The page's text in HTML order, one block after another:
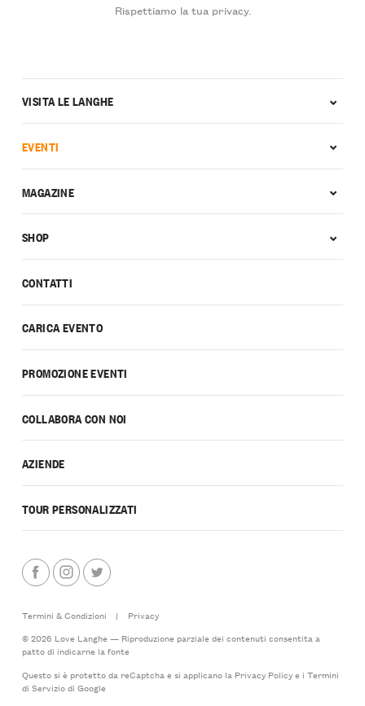
Rispettiamo la tua privacy.
CONTATTI
CARICA EVENTO
PROMOZIONE EVENTI
COLLABORA CON NOI
AZIENDE
TOUR PERSONALIZZATI
VISITA LE LANGHE
EVENTI
MAGAZINE
SHOP
Termini & Condizioni |
Privacy
© 2026 Love Langhe — Riproduzione parziale dei contenuti consentita a
patto di indicarne la fonte
Questo si è protetto da reCaptcha e si applicano la Privacy Policye i Termini
di Serviziodi Google